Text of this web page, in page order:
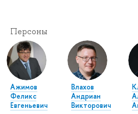
Персоны
Ажимов
Феликс
Евгеньевич
Влахов
Андриан
Викторович